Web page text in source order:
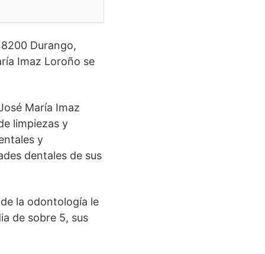
Durango,
Imaz Loroño se
María Imaz
limpiezas y
y
dentales de sus
la odontología le
de sobre 5, sus